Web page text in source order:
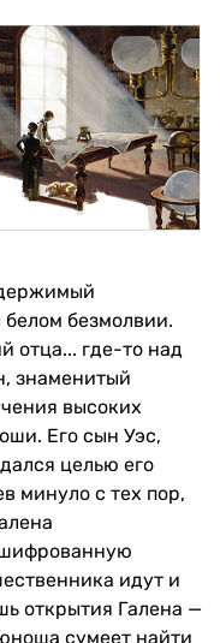
белом безмолвии.
отца... где-то над
знаменитый
высоких
Его сын Уэс,
целью его
минуло с тех пор,
идут и
открытия Галена —
сумеет найти